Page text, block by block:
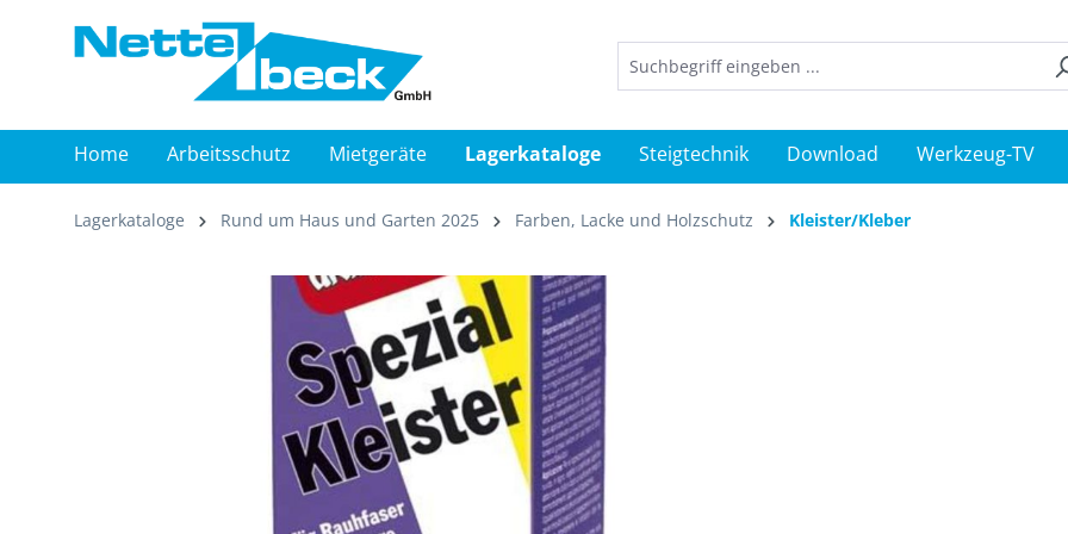
Zur Hauptnavigation springen
Home Arbeitsschutz Mietgeräte Lagerkataloge Steigtechnik Download Werkzeug-TV
Lagerkataloge Rund um Haus und Garten 2025 Farben, Lacke und Holzschutz Kleister/Kleber